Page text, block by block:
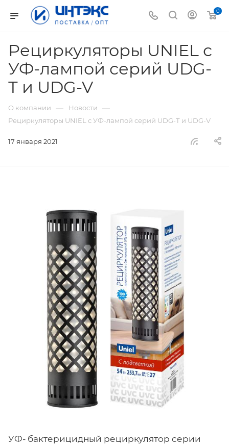
0
Рециркуляторы UNIEL с
УФ-лампой серий UDG-
Т и UDG-V
О компании — Новости —
Рециркуляторы UNIEL с УФ-лампой серий UDG-Т и UDG-V
17 января 2021
УФ- бактерицидный рециркулятор серии